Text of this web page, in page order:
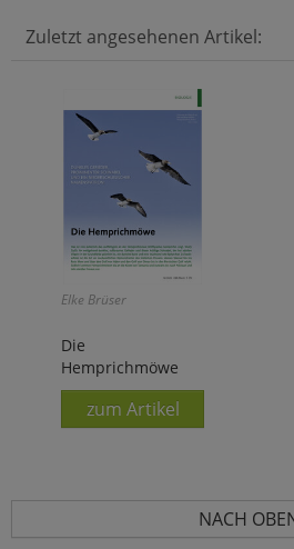
Zuletzt angesehenen Artikel:
Elke Brüser
Die
Hemprichmöwe
zum Artikel
NACH